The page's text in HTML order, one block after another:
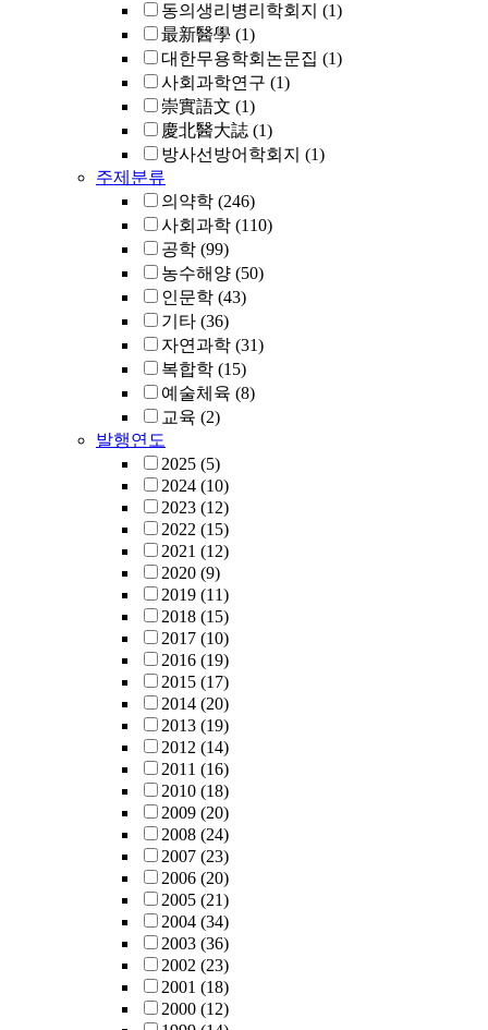
동의생리병리학회지 (1)
最新醫學 (1)
대한무용학회논문집 (1)
사회과학연구 (1)
崇實語文 (1)
慶北醫大誌 (1)
방사선방어학회지 (1)
주제분류
의약학 (246)
사회과학 (110)
공학 (99)
농수해양 (50)
인문학 (43)
기타 (36)
자연과학 (31)
복합학 (15)
예술체육 (8)
교육 (2)
발행연도
2025 (5)
2024 (10)
2023 (12)
2022 (15)
2021 (12)
2020 (9)
2019 (11)
2018 (15)
2017 (10)
2016 (19)
2015 (17)
2014 (20)
2013 (19)
2012 (14)
2011 (16)
2010 (18)
2009 (20)
2008 (24)
2007 (23)
2006 (20)
2005 (21)
2004 (34)
2003 (36)
2002 (23)
2001 (18)
2000 (12)